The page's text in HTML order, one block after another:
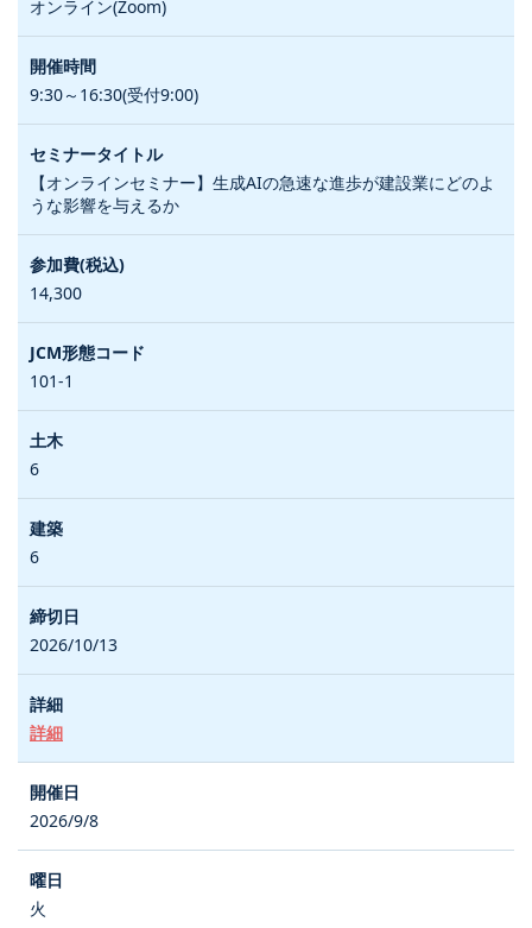
オンライン(Zoom)
9:30～16:30(受付9:00)
【オンラインセミナー】生成AIの急速な進歩が建設業にどのよ
うな影響を与えるか
14,300
101-1
6
6
2026/10/13
詳細
2026/9/8
火